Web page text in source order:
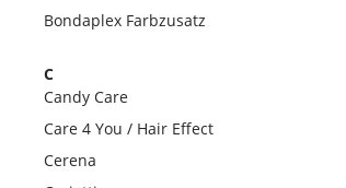
Bondaplex Farbzusatz
C
Candy Care
Care 4 You / Hair Effect
Cerena